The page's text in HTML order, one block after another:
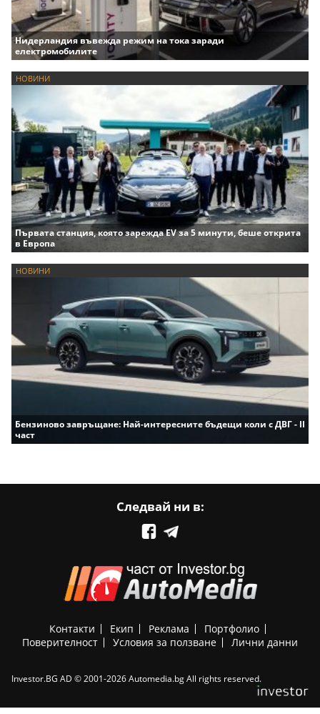
Нидерландия въвежда режим на тока заради
електромобилите
НОВИНИ
Първата станция, която зарежда EV за 5 минути, беше открита
в Европа
НОВИНИ
Бензиново завръщане: Най-интересните бъдещи коли с ДВГ - II
част
Следвай ни в:
Контакти Екип Реклама
Портфолио
Поверителност
Условия за ползване Лични данни
Investor.BG AD © 2001-2026 Automedia.bg All rights reserved.